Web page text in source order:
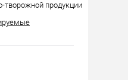
творожной продукции